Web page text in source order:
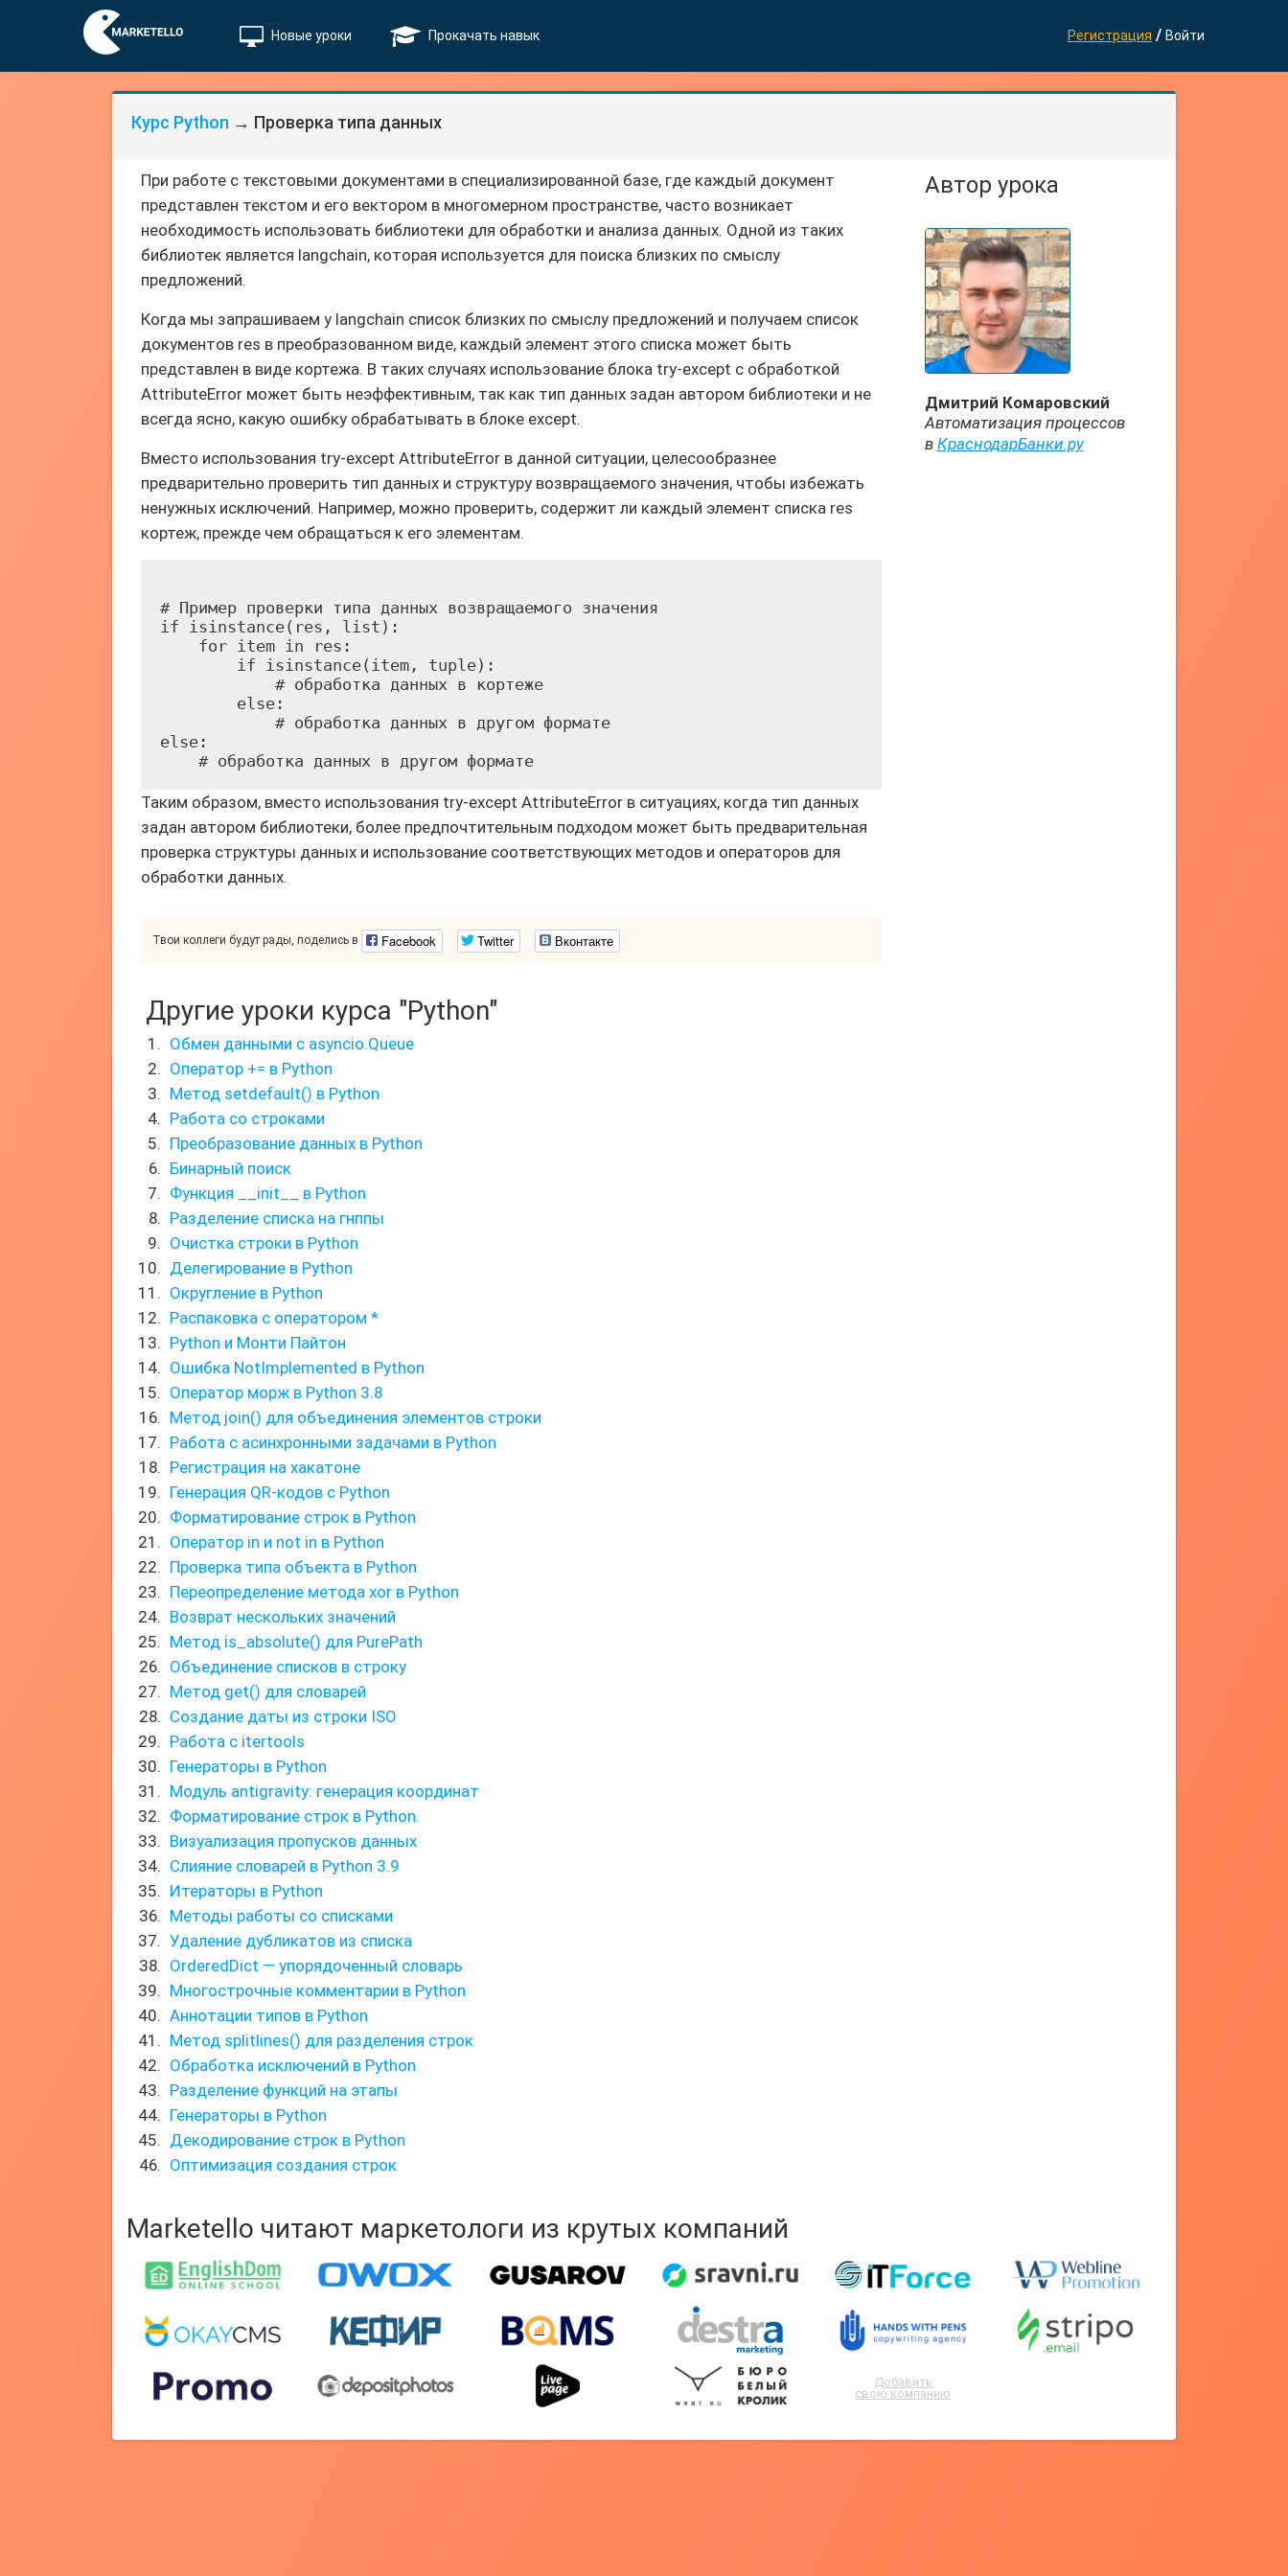
Новые уроки Прокачать навык Регистрация / Войти
Курс Python → Проверка типа данных
При работе с текстовыми документами в специализированной базе, где каждый документ
представлен текстом и его вектором в многомерном пространстве, часто возникает
необходимость использовать библиотеки для обработки и анализа данных. Одной из таких
библиотек является langchain, которая используется для поиска близких по смыслу
предложений.
Когда мы запрашиваем у langchain список близких по смыслу предложений и получаем список
документов res в преобразованном виде, каждый элемент этого списка может быть
представлен в виде кортежа. В таких случаях использование блока try-except с обработкой
AttributeError может быть неэффективным, так как тип данных задан автором библиотеки и не
всегда ясно, какую ошибку обрабатывать в блоке except.
Вместо использования try-except AttributeError в данной ситуации, целесообразнее
предварительно проверить тип данных и структуру возвращаемого значения, чтобы избежать
ненужных исключений. Например, можно проверить, содержит ли каждый элемент списка res
кортеж, прежде чем обращаться к его элементам.
# Пример проверки типа данных возвращаемого значения
if isinstance(res, list):
    for item in res:
        if isinstance(item, tuple):
            # обработка данных в кортеже
        else:
            # обработка данных в другом формате
else:
Таким образом, вместо использования try-except AttributeError в ситуациях, когда тип данных
задан автором библиотеки, более предпочтительным подходом может быть предварительная
проверка структуры данных и использование соответствующих методов и операторов для
обработки данных.
Твои коллеги будут рады, поделись в Facebook Twitter Вконтакте
Автор урока
Дмитрий Комаровский
Автоматизация процессов
в КраснодарБанки.ру
Другие уроки курса "Python"
Обмен данными с asyncio.Queue
Оператор += в Python
Метод setdefault() в Python
Работа со строками
Преобразование данных в Python
Бинарный поиск
Функция __init__ в Python
Разделение списка на гнппы
Очистка строки в Python
Делегирование в Python
Округление в Python
Распаковка с оператором *
Python и Монти Пайтон
Ошибка NotImplemented в Python
Оператор морж в Python 3.8
Метод join() для объединения элементов строки
Работа с асинхронными задачами в Python
Регистрация на хакатоне
Генерация QR-кодов с Python
Форматирование строк в Python
Оператор in и not in в Python
Проверка типа объекта в Python
Переопределение метода xor в Python
Возврат нескольких значений
Метод is_absolute() для PurePath
Объединение списков в строку
Метод get() для словарей
Создание даты из строки ISO
Работа с itertools
Генераторы в Python
Модуль antigravity: генерация координат
Форматирование строк в Python.
Визуализация пропусков данных
Слияние словарей в Python 3.9
Итераторы в Python
Методы работы со списками
Удаление дубликатов из списка
OrderedDict — упорядоченный словарь
Многострочные комментарии в Python
Аннотации типов в Python
Метод splitlines() для разделения строк
Обработка исключений в Python
Разделение функций на этапы
Генераторы в Python
Декодирование строк в Python
Оптимизация создания строк
Marketello читают маркетологи из крутых компаний
Добавить
свою компанию